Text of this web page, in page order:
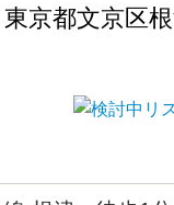
京都文京区